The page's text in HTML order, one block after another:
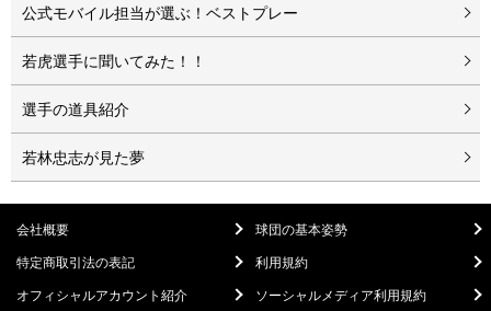
公式モバイル担当が選ぶ！ベストプレー
若虎選手に聞いてみた！！
選手の道具紹介
若林忠志が見た夢
会社概要
球団の基本姿勢
特定商取引法の表記
利用規約
オフィシャルアカウント紹介
ソーシャルメディア利用規約